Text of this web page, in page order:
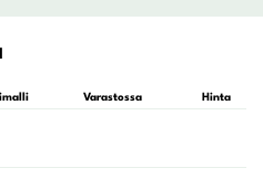
Varastossa Hinta